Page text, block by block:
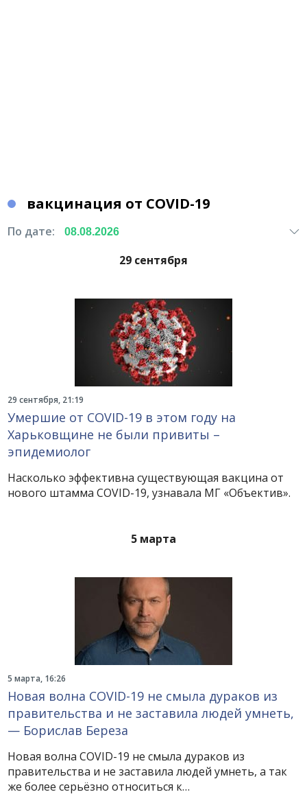
вакцинация от COVID-19
По дате:
29 сентября
29 сентября, 21:19
Умершие от COVID-19 в этом году на
Харьковщине не были привиты –
эпидемиолог
Насколько эффективна существующая вакцина от
нового штамма COVID-19, узнавала МГ «Объектив».
5 марта
5 марта, 16:26
Новая волна COVID-19 не смыла дураков из
правительства и не заставила людей умнеть,
— Борислав Береза
Новая волна COVID-19 не смыла дураков из
правительства и не заставила людей умнеть, а так
же более серьёзно относиться к…